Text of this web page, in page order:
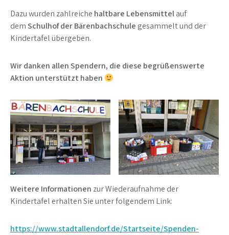
Dazu wurden zahlreiche haltbare Lebensmittelauf
demSchulhof der Bärenbachschulegesammelt und der
Kindertafel übergeben.
Wir danken allen Spendern, die diese begrüßenswerte
Aktion unterstützt haben
Weitere Informationen zur Wiederaufnahme der
Kindertafel erhalten Sie unter folgendem Link:
https://www.stadtallendorf.de/Startseite/Spenden-